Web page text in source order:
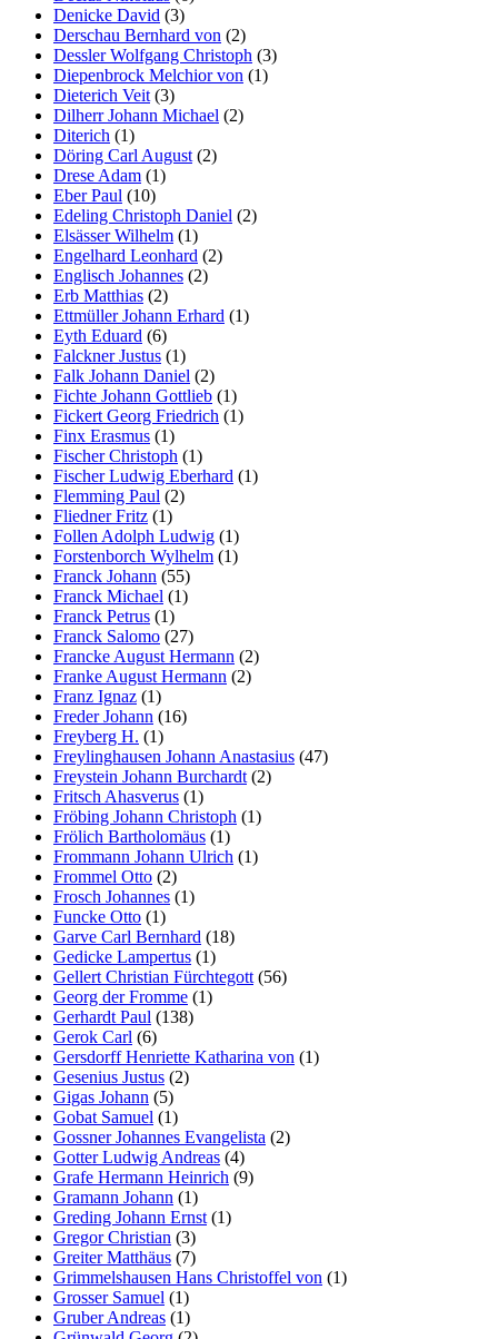
Denicke David (3)
Derschau Bernhard von (2)
Dessler Wolfgang Christoph (3)
Diepenbrock Melchior von (1)
Dieterich Veit (3)
Dilherr Johann Michael (2)
Diterich (1)
Döring Carl August (2)
Drese Adam (1)
Eber Paul (10)
Edeling Christoph Daniel (2)
Elsässer Wilhelm (1)
Engelhard Leonhard (2)
Englisch Johannes (2)
Erb Matthias (2)
Ettmüller Johann Erhard (1)
Eyth Eduard (6)
Falckner Justus (1)
Falk Johann Daniel (2)
Fichte Johann Gottlieb (1)
Fickert Georg Friedrich (1)
Finx Erasmus (1)
Fischer Christoph (1)
Fischer Ludwig Eberhard (1)
Flemming Paul (2)
Fliedner Fritz (1)
Follen Adolph Ludwig (1)
Forstenborch Wylhelm (1)
Franck Johann (55)
Franck Michael (1)
Franck Petrus (1)
Franck Salomo (27)
Francke August Hermann (2)
Franke August Hermann (2)
Franz Ignaz (1)
Freder Johann (16)
Freyberg H. (1)
Freylinghausen Johann Anastasius (47)
Freystein Johann Burchardt (2)
Fritsch Ahasverus (1)
Fröbing Johann Christoph (1)
Frölich Bartholomäus (1)
Frommann Johann Ulrich (1)
Frommel Otto (2)
Frosch Johannes (1)
Funcke Otto (1)
Garve Carl Bernhard (18)
Gedicke Lampertus (1)
Gellert Christian Fürchtegott (56)
Georg der Fromme (1)
Gerhardt Paul (138)
Gerok Carl (6)
Gersdorff Henriette Katharina von (1)
Gesenius Justus (2)
Gigas Johann (5)
Gobat Samuel (1)
Gossner Johannes Evangelista (2)
Gotter Ludwig Andreas (4)
Grafe Hermann Heinrich (9)
Gramann Johann (1)
Greding Johann Ernst (1)
Gregor Christian (3)
Greiter Matthäus (7)
Grimmelshausen Hans Christoffel von (1)
Grosser Samuel (1)
Gruber Andreas (1)